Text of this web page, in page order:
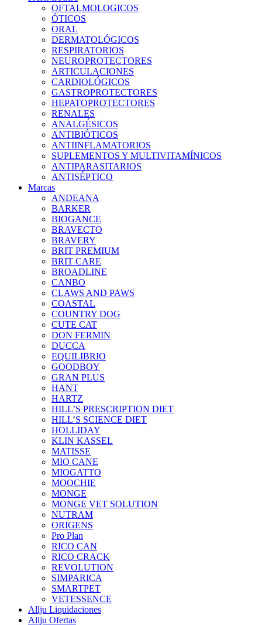
OFTALMOLOGICOS
ÓTICOS
ORAL
DERMATOLÓGICOS
RESPIRATORIOS
NEUROPROTECTORES
ARTICULACIONES
CARDIOLÓGICOS
GASTROPROTECTORES
HEPATOPROTECTORES
RENALES
ANALGÉSICOS
ANTIBIÓTICOS
ANTIINFLAMATORIOS
SUPLEMENTOS Y MULTIVITAMÍNICOS
ANTIPARASITARIOS
ANTISÉPTICO
Marcas
ANDEANA
BARKER
BIOGANCE
BRAVECTO
BRAVERY
BRIT PREMIUM
BRIT CARE
BROADLINE
CANBO
CLAWS AND PAWS
COASTAL
COUNTRY DOG
CUTE CAT
DON FERMIN
DUCCA
EQUILIBRIO
GOODBOY
GRAN PLUS
HANT
HARTZ
HILL’S PRESCRIPTION DIET
HILL’S SCIENCE DIET
HOLLIDAY
KLIN KASSEL
MATISSE
MIO CANE
MIOGATTO
MOOCHIE
MONGE
MONGE VET SOLUTION
NUTRAM
ORIGENS
Pro Plan
RICO CAN
RICO CRACK
REVOLUTION
SIMPARICA
SMARTPET
VETESSENCE
Allju Liquidaciones
Allju Ofertas